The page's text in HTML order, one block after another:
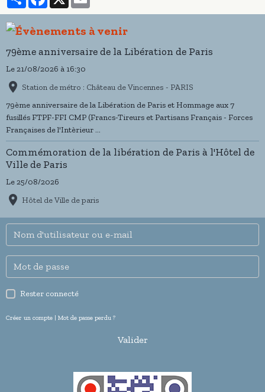
79ème anniversaire de la Libération de Paris
Le 21/08/2026 à 16:30
Station de métro : Château de Vincennes - PARIS
79ème anniversaire de la Libération de Paris et Hommage aux 7
fusillés FTPF-FFI CMP (Francs-Tireurs et Partisans Français - Forces
Françaises de l'Intèrieur ...
Commémoration de la libération de Paris à l'Hôtel de
Ville de Paris
Le 25/08/2026
Hôtel de Ville de paris
Rester connecté
Créer un compte | Mot de passe perdu ?
Valider